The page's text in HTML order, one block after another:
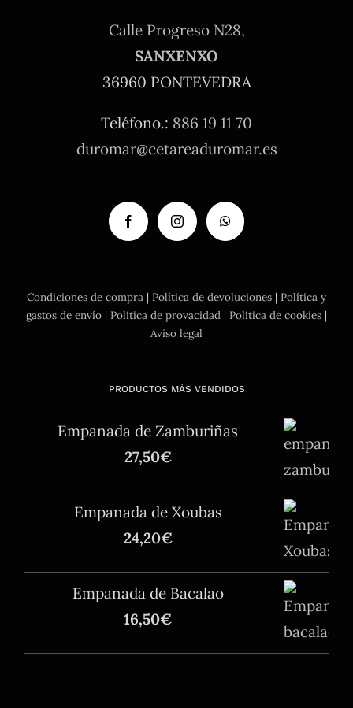
Calle Progreso N28,
SANXENXO
36960 PONTEVEDRA
Teléfono.: 886 19 11 70
duromar@cetareaduromar.es
Condiciones de compra | Política de devoluciones | Política y
gastos de envío | Política de provacidad | Política de cookies |
Aviso legal
PRODUCTOS MÁS VENDIDOS
Empanada de Zamburiñas
27,50€
Empanada de Xoubas
24,20€
Empanada de Bacalao
16,50€